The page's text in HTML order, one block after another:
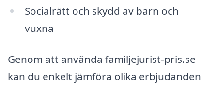
Socialrätt och skydd av barn och
vuxna
Genom att använda familjejurist-pris.se
kan du enkelt jämföra olika erbjudanden